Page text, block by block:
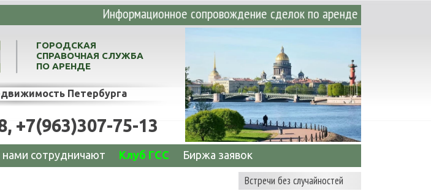
и торговых помещений. • Аренда офисных,
ГОРОДСКАЯ
СПРАВОЧНАЯ СЛУЖБА
ПО АРЕНДЕ
Петербурга
+7(963)307-75-13
нами сотрудничают Клуб ГСС Биржа заявок
Встречи без случайностей